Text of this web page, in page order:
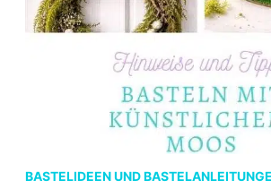
BASTELIDEEN UND